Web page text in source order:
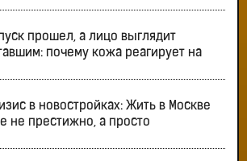
прошел, а лицо выглядит
почему кожа реагирует на
в новостройках: Жить в Москве
не престижно, а просто